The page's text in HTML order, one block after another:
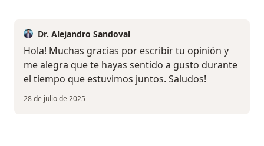
Dr. Alejandro Sandoval
Hola! Muchas gracias por escribir tu opinión y
me alegra que te hayas sentido a gusto durante
el tiempo que estuvimos juntos. Saludos!
28 de julio de 2025